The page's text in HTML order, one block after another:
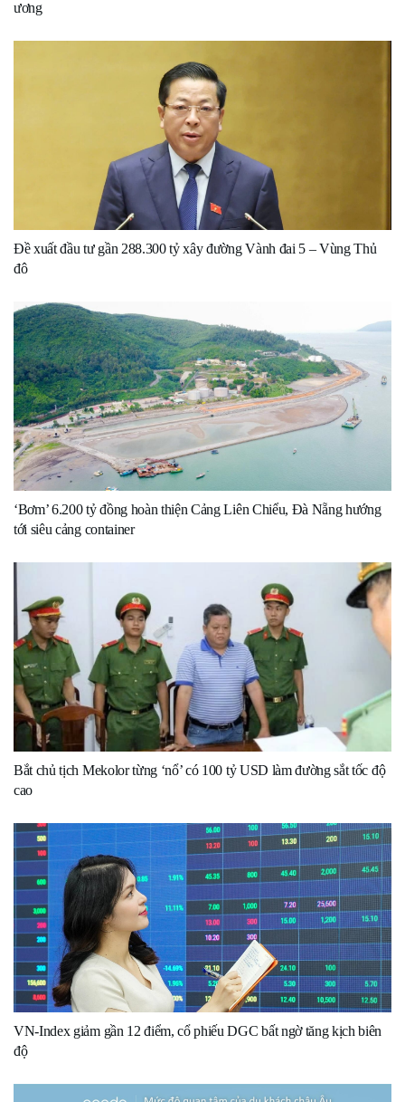
ương
Đề xuất đầu tư gần 288.300 tỷ xây đường Vành đai 5 – Vùng Thủ
đô
‘Bơm’ 6.200 tỷ đồng hoàn thiện Cảng Liên Chiểu, Đà Nẵng hướng
tới siêu cảng container
Bắt chủ tịch Mekolor từng ‘nổ’ có 100 tỷ USD làm đường sắt tốc độ
cao
VN-Index giảm gần 12 điểm, cổ phiếu DGC bất ngờ tăng kịch biên
độ